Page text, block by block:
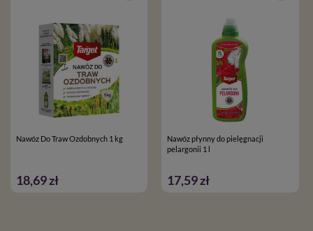
Nawóz Do Traw Ozdobnych 1 kg
18,69 zł
Nawóz płynny do pielęgnacji
pelargonii 1 l
17,59 zł